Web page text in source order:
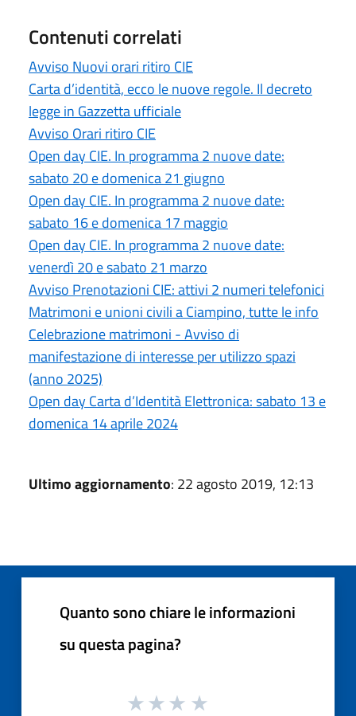
Contenuti correlati
Avviso Nuovi orari ritiro CIE
Carta d’identità, ecco le nuove regole. Il decreto
legge in Gazzetta ufficiale
Avviso Orari ritiro CIE
Open day CIE. In programma 2 nuove date:
sabato 20 e domenica 21 giugno
Open day CIE. In programma 2 nuove date:
sabato 16 e domenica 17 maggio
Open day CIE. In programma 2 nuove date:
venerdì 20 e sabato 21 marzo
Avviso Prenotazioni CIE: attivi 2 numeri telefonici
Matrimoni e unioni civili a Ciampino, tutte le info
Celebrazione matrimoni - Avviso di
manifestazione di interesse per utilizzo spazi
(anno 2025)
Open day Carta d’Identità Elettronica: sabato 13 e
domenica 14 aprile 2024
Ultimo aggiornamento: 22 agosto 2019, 12:13
Quanto sono chiare le informazioni
su questa pagina?